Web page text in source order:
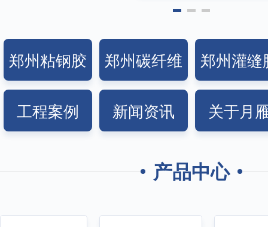
郑州粘钢胶
郑州碳纤维
胶
郑州灌缝
工程案例 新闻资讯 关于月
产品中心